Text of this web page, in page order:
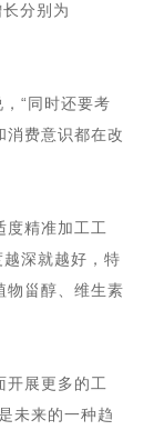
分别为
“同时还要考
消费意识都在改
度精准加工工
深就越好，特
物甾醇、维生素
开展更多的工
未来的一种趋